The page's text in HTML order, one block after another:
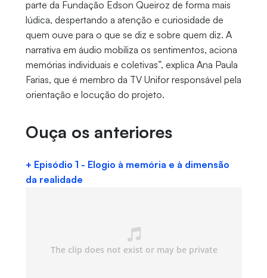
parte da Fundação Edson Queiroz de forma mais
lúdica, despertando a atenção e curiosidade de
quem ouve para o que se diz e sobre quem diz. A
narrativa em áudio mobiliza os sentimentos, aciona
memórias individuais e coletivas”, explica Ana Paula
Farias, que é membro da TV Unifor responsável pela
orientação e locução do projeto.
Ouça os anteriores
+ Episódio 1 - Elogio à memória e à dimensão
da realidade